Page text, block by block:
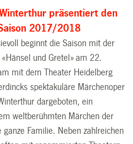
präsentiert den
2017/2018
beginnt die Saison mit der
und Gretel» am 22.
mit dem Theater Heidelberg
spektakuläre Märchenoper
dargeboten, ein
weltberühmten Märchen der
Familie. Neben zahlreichen